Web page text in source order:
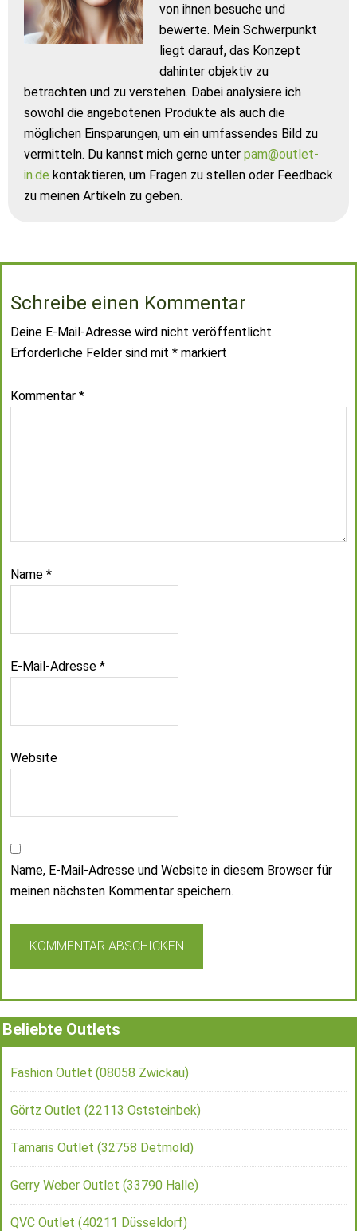
von ihnen besuche und
bewerte. Mein Schwerpunkt
liegt darauf, das Konzept
dahinter objektiv zu
betrachten und zu verstehen. Dabei analysiere ich
sowohl die angebotenen Produkte als auch die
möglichen Einsparungen, um ein umfassendes Bild zu
vermitteln. Du kannst mich gerne unter pam@outlet-
in.de kontaktieren, um Fragen zu stellen oder Feedback
zu meinen Artikeln zu geben.
Schreibe einen Kommentar
Deine E-Mail-Adresse wird nicht veröffentlicht.
Erforderliche Felder sind mit * markiert
Kommentar *
Name *
E-Mail-Adresse *
Website
Name, E-Mail-Adresse und Website in diesem Browser für
meinen nächsten Kommentar speichern.
Beliebte Outlets
Fashion Outlet (08058 Zwickau)
Görtz Outlet (22113 Oststeinbek)
Tamaris Outlet (32758 Detmold)
Gerry Weber Outlet (33790 Halle)
QVC Outlet (40211 Düsseldorf)